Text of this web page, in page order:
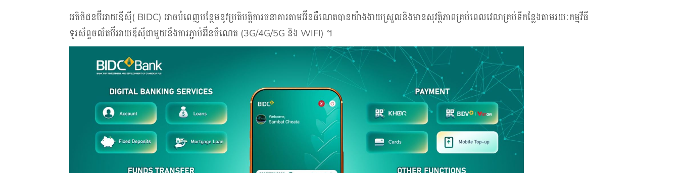
អតិថិជនប៊ីអាយឌីស៊ី( BIDC) អាចបំពេញបន្ថែមនូវប្រតិបត្តិការធនាគារតាមអ៊ីនធឺណេតបានយ៉ាងងាយស្រួលនិងមានសុវត្ថិភាពគ្រប់ពេលវេលាគ្រប់ទីកន្លែងតាមរយៈកម្មវីធី
ទូរស័ព្ទចល័តប៊ីអាយឌីស៊ីជាមួយនឹងការភ្ជាប់អ៊ីនធឺណេត (3G/4G/5G និង WIFI) ។